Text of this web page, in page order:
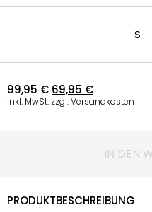
S
99,95€ 69,95 €
inkl. MwSt. zzgl. Versandkosten
IN DEN
PRODUKTBESCHREIBUNG